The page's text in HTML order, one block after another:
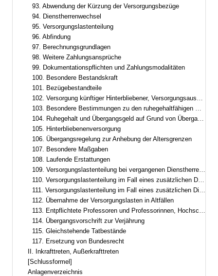
93. Abwendung der Kürzung der Versorgungsbezüge
94. Dienstherrenwechsel
95. Versorgungslastenteilung
96. Abfindung
97. Berechnungsgrundlagen
98. Weitere Zahlungsansprüche
99. Dokumentationspflichten und Zahlungsmodalitäten
100. Besondere Bestandskraft
101. Bezügebestandteile
102. Versorgung künftiger Hinterbliebener, Versorgungsausgleich
103. Besondere Bestimmungen zu den ruhegehaltfähigen Bezügen, zur ruhegehaltfähigen Dienstzeit und zum Ruhegehalt
104. Ruhegehalt und Übergangsgeld auf Grund von Übergangsregelungen im Besoldungsrecht
105. Hinterbliebenenversorgung
106. Übergangsregelung zur Anhebung der Altersgrenzen
107. Besondere Maßgaben
108. Laufende Erstattungen
109. Versorgungslastenteilung bei vergangenen Dienstherrenwechseln ohne laufende Erstattung
110. Versorgungslastenteilung im Fall eines zusätzlichen Dienstherrenwechsels nach Art. 95
111. Versorgungslastenteilung im Fall eines zusätzlichen Dienstherrenwechsels nach dem Versorgungslastenteilungs-Staatsvertrag
112. Übernahme der Versorgungslasten in Altfällen
113. Entpflichtete Professoren und Professorinnen, Hochschulleistungsbezüge
114. Übergangsvorschrift zur Verjährung
115. Gleichstehende Tatbestände
117. Ersetzung von Bundesrecht
II. Inkrafttreten, Außerkrafttreten
[Schlussformel]
Anlagenverzeichnis